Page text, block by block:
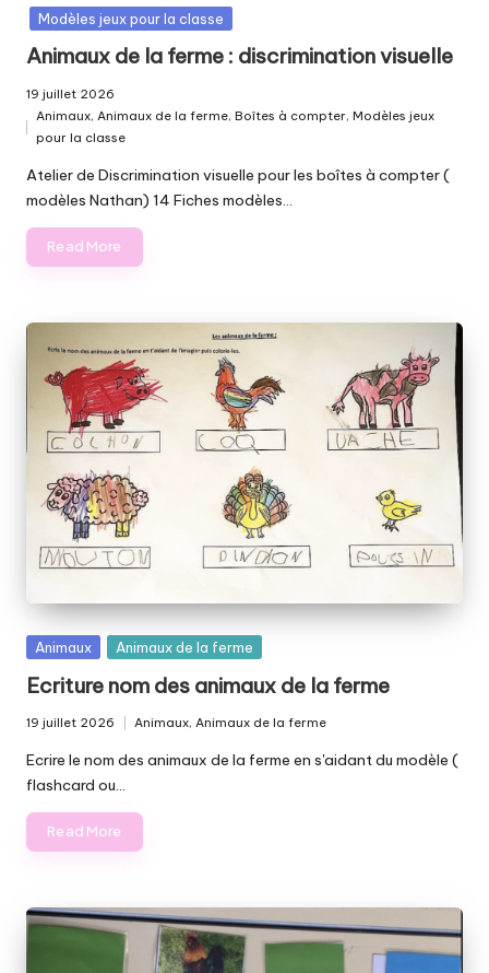
inModèles jeux pour la classe
Animaux de la ferme : discrimination visuelle
19 juillet 2026
Posted
Animaux,Animaux de la ferme,Boîtes à compter,Modèles jeux
pour la classe
Atelier de Discrimination visuelle pour les boîtes à compter (
modèles Nathan) 14 Fiches modèles…
Read More
Posted
Animaux Animaux de la ferme
Ecriture nom des animaux de la ferme
19 juillet 2026
in
Animaux,Animaux de la ferme
Ecrire le nom des animaux de la ferme en s'aidant du modèle (
flashcard ou…
Read More